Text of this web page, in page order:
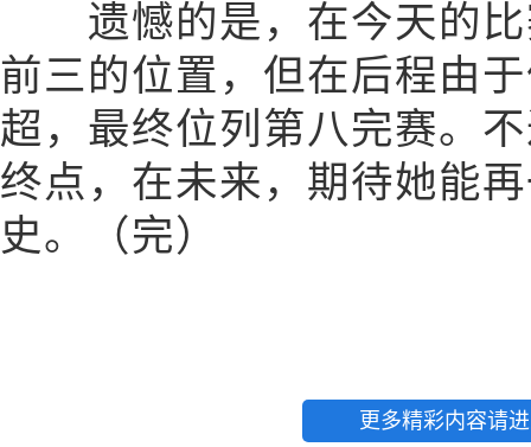
遗憾的是，在今天的比
前三的位置，但在后程由
超，最终位列第八完赛。
终点，在未来，期待她能
史。（完）
更多精彩内容请